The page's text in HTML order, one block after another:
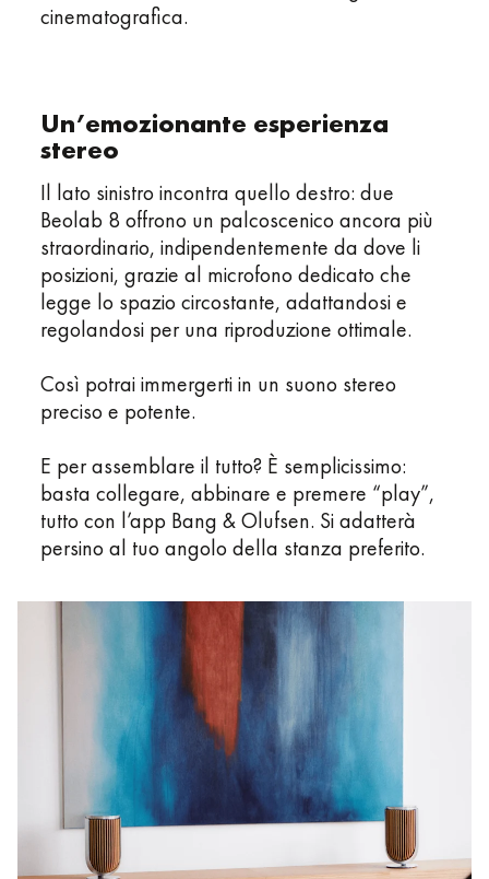
cinematografica.
Un’emozionante esperienza
stereo
Il lato sinistro incontra quello destro: due
Beolab 8 offrono un palcoscenico ancora più
straordinario, indipendentemente da dove li
posizioni, grazie al microfono dedicato che
legge lo spazio circostante, adattandosi e
regolandosi per una riproduzione ottimale.
Così potrai immergerti in un suono stereo
preciso e potente.
E per assemblare il tutto? È semplicissimo:
basta collegare, abbinare e premere “play”,
tutto con l’app Bang & Olufsen. Si adatterà
persino al tuo angolo della stanza preferito.